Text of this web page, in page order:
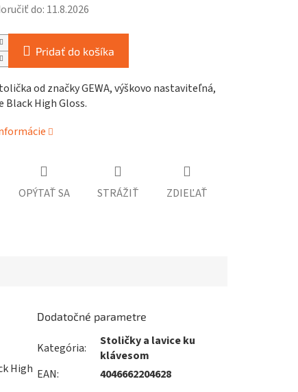
do: 11.8.2026
Pridať do košíka
od značky GEWA, výškovo nastaviteľná,
Black High Gloss.
OPÝTAŤ SA STRÁŽIŤ ZDIEĽAŤ
High
Dodatočné parametre
Kategória:
Stoličky a lavice ku
klávesom
EAN: 4046662204628